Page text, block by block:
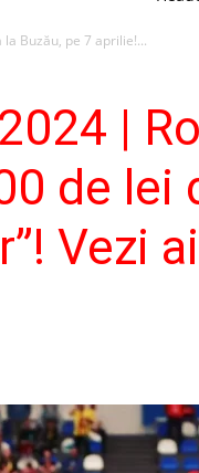
Buzău, pe 7 aprilie!...
|
de lei
Vezi